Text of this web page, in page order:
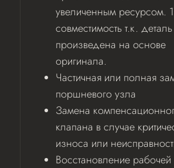
увеличенным ресурсом.
совместимость т.к. деталь
произведена на основе
оригинала.
Частичная или полная
поршневого узла
Замена
клапана в случае
износа или
Восстановление рабочей